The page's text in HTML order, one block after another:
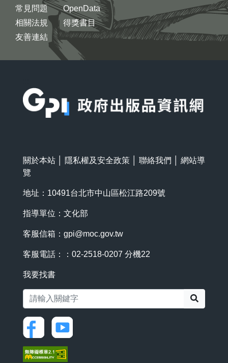
常見問題
相關法規
友善連結
OpenData
得獎書目
關於本站 隱私權及安全政策 聯絡我們
網站導
覽
地址：10491台北市中山區松江路209號
指導單位：文化部
客服信箱： gpi@moc.gov.tw
客服電話：：02-2518-0207 分機22
我要找書